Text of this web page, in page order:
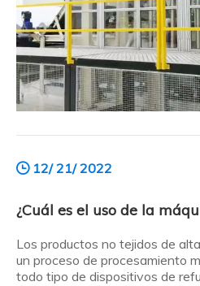
12/ 21/ 2022
¿Cuál es el uso de la
Los productos no tejidos de
un proceso de procesamiento
todo tipo de dispositivos de